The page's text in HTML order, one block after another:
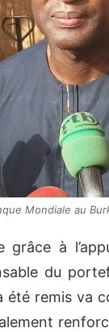
Mondiale au
à
du
été remis va